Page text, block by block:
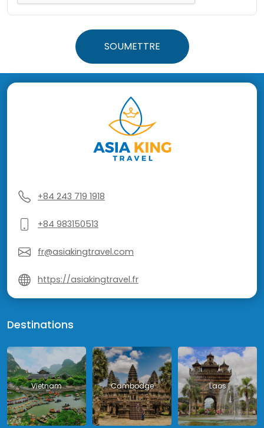
SOUMETTRE
+84 243 719 1918
+84 983150513
fr@asiakingtravel.com
https://asiakingtravel.fr
Destinations
Vietnam Cambodge Laos